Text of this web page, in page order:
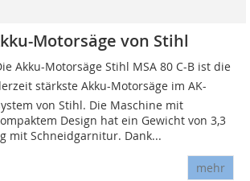
Motorsäge von Stihl
Akku-Motorsäge Stihl MSA 80 C-B ist die
stärkste Akku-Motorsäge im AK-
von Stihl. Die Maschine mit
Design hat ein Gewicht von 3,3
mit Schneidgarnitur. Dank...
mehr